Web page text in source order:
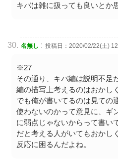
キバは雑に扱っても良いとか
名無し : 投稿日：2020/02/22(土)
※27
その通り、キバ編は説明不足
編の描写上考えるのはおかし
でも俺が書いてるのは見ての
使わないのかって意見に、ギ
に弱点じゃないからって書い
だと考える人がいてもおかし
反応に困るんだよね。